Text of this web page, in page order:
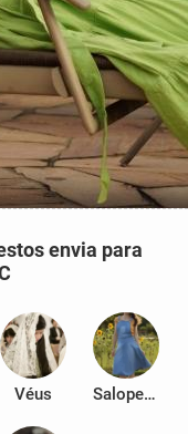
envia para
Véus Salopetes